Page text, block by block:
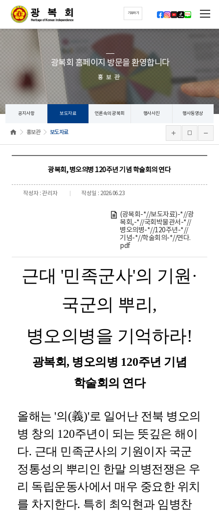
기부하기
광복회 홈페이지 방문을 환영합니다
홍보관
공지사항 보도자료 언론속의 광복회 행사사진 행사동영상
홍보관 보도자료
광복회, 병오의병 120주년 기념 학술회의 연다
작성자 : 관리자 작성일 : 2026.06.23
(광복회-*//보도자료)-*//광
복회,-*//국회박물관서-*//
병오의병-*//120주년-*//
기념-*//학술회의-*//연다.
pdf
근대 '민족군사'의 기원 ·
국군의 뿌리 ,
병오의병을 기억하라!
광복회, 병오의병 120주년 기념
학술회의 연다
올해는 '의 (義)'로 일어난 전북 병오의
병 창의 120주년이 되는 뜻깊은 해이
다. 근대 민족군사의 기원이자 국군
정통성의 뿌리인 한말 의병전쟁은 우
리 독립운동사에서 매우 중요한 위치
를 차지한다. 특히 최익현과 임병찬